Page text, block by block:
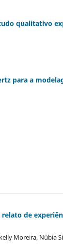
qualitativo
para a
relato de
Moreira, Núbia